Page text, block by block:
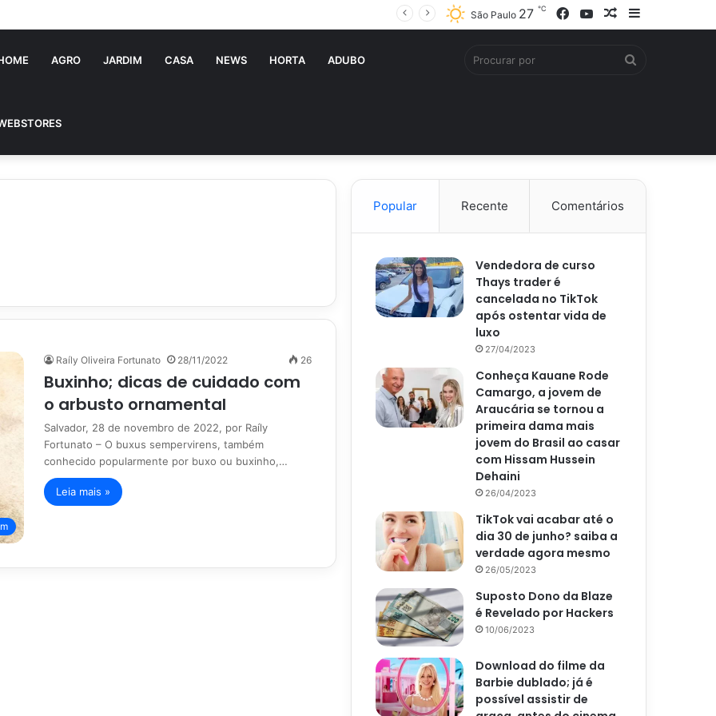
Barra
Artigo
YouTube
Facebook
São Paulo 27 ℃
AGRO JARDIM CASA NEWS HORTA ADUBO
Raíly Oliveira Fortunato 28/11/2022 26
Buxinho; dicas de cuidado com
o arbusto ornamental
Salvador, 28 de novembro de 2022, por Raíly
Fortunato – O buxus sempervirens, também
conhecido popularmente por buxo ou buxinho,…
Leia mais »
Popular Recente Comentários
Vendedora de curso
Thays trader é
cancelada no TikTok
após ostentar vida de
luxo
27/04/2023
Conheça Kauane Rode
Camargo, a jovem de
Araucária se tornou a
primeira dama mais
jovem do Brasil ao casar
com Hissam Hussein
Dehaini
26/04/2023
TikTok vai acabar até o
dia 30 de junho? saiba a
verdade agora mesmo
26/05/2023
Suposto Dono da Blaze
é Revelado por Hackers
10/06/2023
Download do filme da
Barbie dublado; já é
possível assistir de